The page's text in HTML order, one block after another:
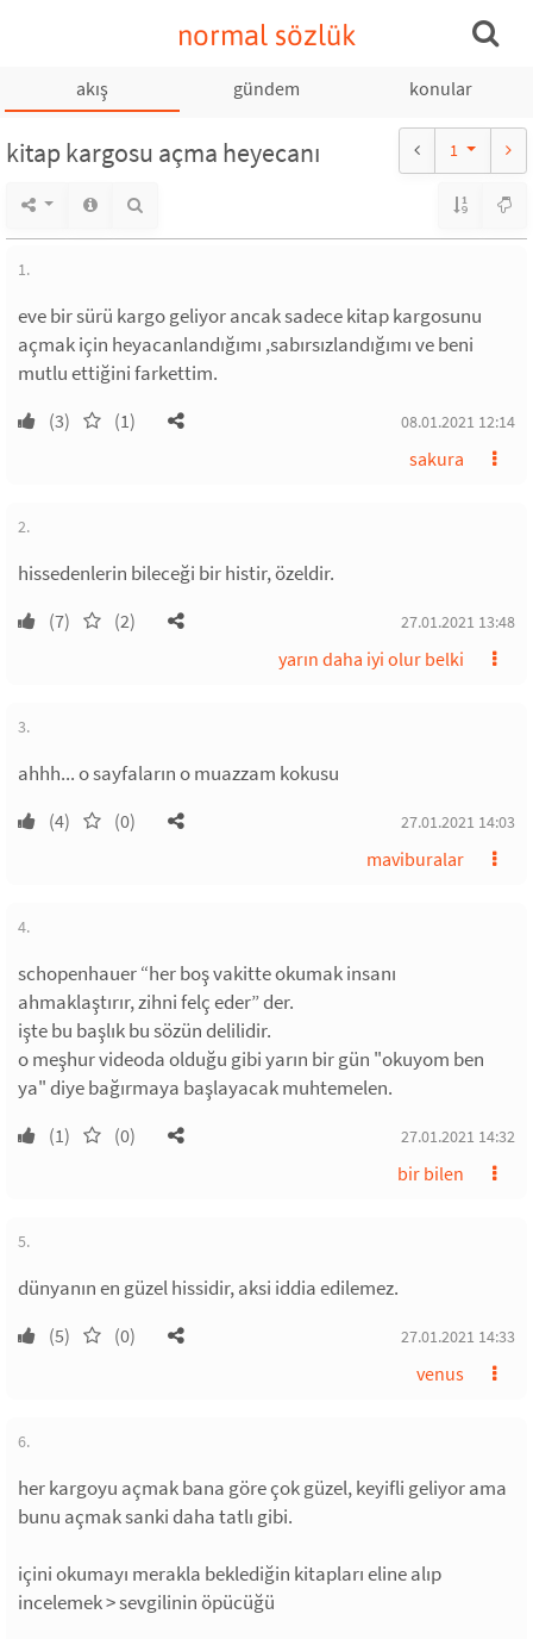
normal sözlük
akış gündem konular
kitap kargosu açma heyecanı 1
1.
eve bir sürü kargo geliyor ancak sadece kitap kargosunu
açmak için heyacanlandığımı ,sabırsızlandığımı ve beni
mutlu ettiğini farkettim.
(3) (1) 08.01.2021 12:14
sakura
2.
hissedenlerin bileceği bir histir, özeldir.
(7) (2) 27.01.2021 13:48
yarın daha iyi olur belki
3.
ahhh... o sayfaların o muazzam kokusu
(4) (0) 27.01.2021 14:03
maviburalar
4.
schopenhauer “her boş vakitte okumak insanı
ahmaklaştırır, zihni felç eder” der.
işte bu başlık bu sözün delilidir.
o meşhur videoda olduğu gibi yarın bir gün "okuyom ben
ya" diye bağırmaya başlayacak muhtemelen.
(1) (0) 27.01.2021 14:32
bir bilen
5.
dünyanın en güzel hissidir, aksi iddia edilemez.
(5) (0) 27.01.2021 14:33
venus
6.
her kargoyu açmak bana göre çok güzel, keyifli geliyor ama
bunu açmak sanki daha tatlı gibi.
içini okumayı merakla beklediğin kitapları eline alıp
incelemek > sevgilinin öpücüğü